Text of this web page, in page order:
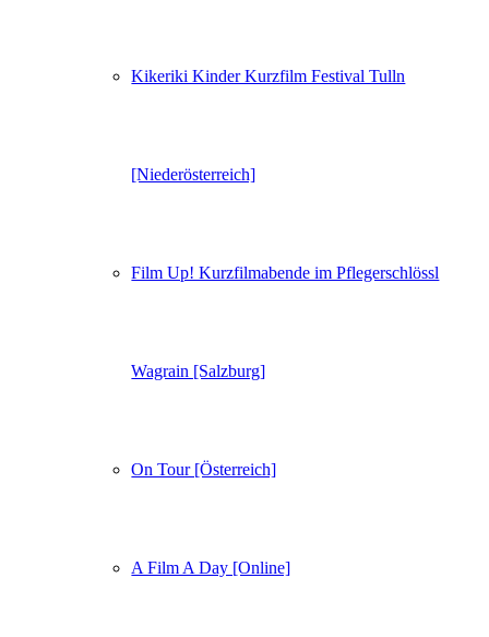
Kikeriki Kinder Kurzfilm Festival Tulln
[Niederösterreich]
Film Up! Kurzfilmabende im Pflegerschlössl
Wagrain [Salzburg]
On Tour [Österreich]
A Film A Day [Online]